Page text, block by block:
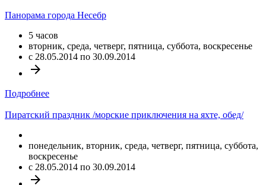
Панорама города Несебр
5 часов
вторник, среда, четверг, пятница, суббота, воскресенье
c 28.05.2014 по 30.09.2014
arrow_forward
Подробнее
Пиратский праздник /морские приключения на яхте, обед/
понедельник, вторник, среда, четверг, пятница, суббота,
воскресенье
c 28.05.2014 по 30.09.2014
arrow_forward